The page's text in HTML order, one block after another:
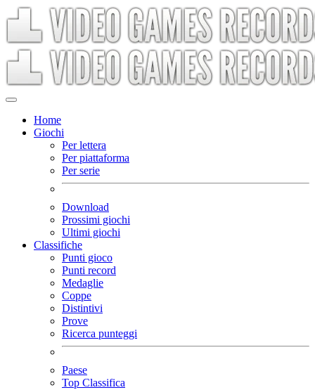
Home
Giochi
Per lettera
Per piattaforma
Per serie
Download
Prossimi giochi
Ultimi giochi
Classifiche
Punti gioco
Punti record
Medaglie
Coppe
Distintivi
Prove
Ricerca punteggi
Paese
Top Classifica